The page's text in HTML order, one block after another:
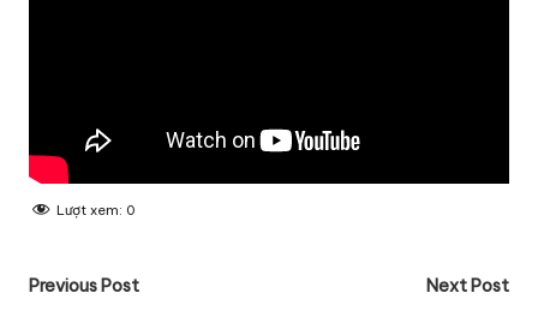
Lượt xem: 0
Post
Previous Post
Next Post